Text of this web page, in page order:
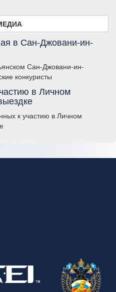
в Сан-Джовани-ин-
Сан-Джовани-ин-
конкуристы
в Личном
к участию в Личном